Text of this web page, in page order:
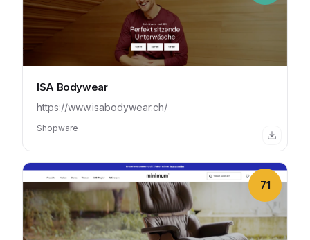
ISA Bodywear
https://www.isabodywear.ch/
Shopware
71